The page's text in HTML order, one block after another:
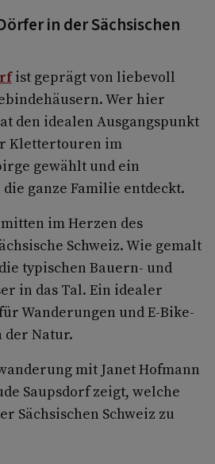
in der Sächsischen
ist geprägt von liebevoll
Wer hier
den idealen Ausgangspunkt
Klettertouren im
gewählt und ein
ganze Familie entdeckt.
im Herzen des
Schweiz. Wie gemalt
typischen Bauern- und
in das Tal. Ein idealer
Wanderungen und E-Bike-
Natur.
mit Janet Hofmann
Saupsdorf zeigt, welche
Sächsischen Schweiz zu